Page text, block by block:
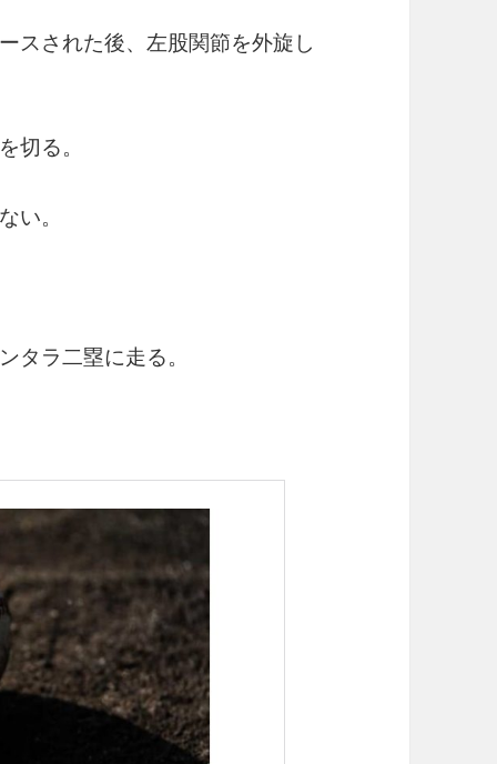
スされた後、左股関節を外旋し
切る。
い。
タラ二塁に走る。